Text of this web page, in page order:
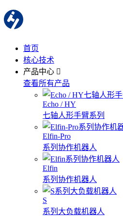
首页
核心技术
产品中心
查看所有产品
Echo / HY
七轴人形手臂系列
Elfin-Pro
系列协作机器人
Elfin
系列协作机器人
S
系列大负载机器人